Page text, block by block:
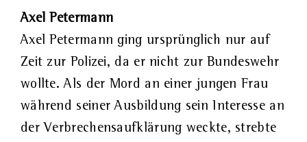
Axel Petermann
Axel Petermann ging ursprünglich nur auf
Zeit zur Polizei, da er nicht zur Bundeswehr
wollte. Als der Mord an einer jungen Frau
während seiner Ausbildung sein Interesse an
der Verbrechensaufklärung weckte, strebte